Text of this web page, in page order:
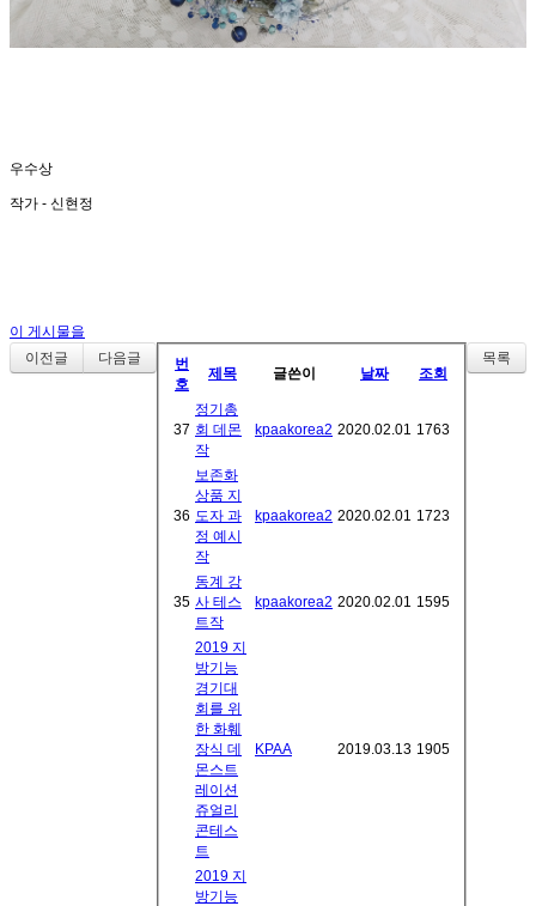
우수상
작가 - 신현정
이 게시물을
이전글
다음글 목록
번
호
제목 글쓴이 날짜 조회
37
정기총
회 데몬
작
kpaakorea2 2020.02.01 1763
36
보존화
상품 지
도자 과
정 예시
작
kpaakorea2 2020.02.01 1723
35
동계 강
사 테스
트작
kpaakorea2 2020.02.01 1595
2019 지
방기능
경기대
회를 위
한 화훼
장식 데
몬스트
레이션
쥬얼리
콘테스
트
KPAA 2019.03.13 1905
2019 지
방기능